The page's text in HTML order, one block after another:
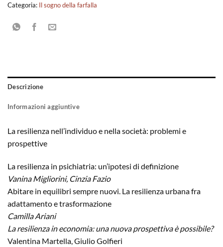
Categoria: Il sogno della farfalla
Descrizione
Informazioni aggiuntive
La resilienza nell’individuo e nella società: problemi e
prospettive
La resilienza in psichiatria: un’ipotesi di definizione
Vanina Migliorini, Cinzia Fazio
Abitare in equilibri sempre nuovi. La resilienza urbana fra
adattamento e trasformazione
Camilla Ariani
La resilienza in economia: una nuova prospettiva è possibile?
Valentina Martella, Giulio Golfieri